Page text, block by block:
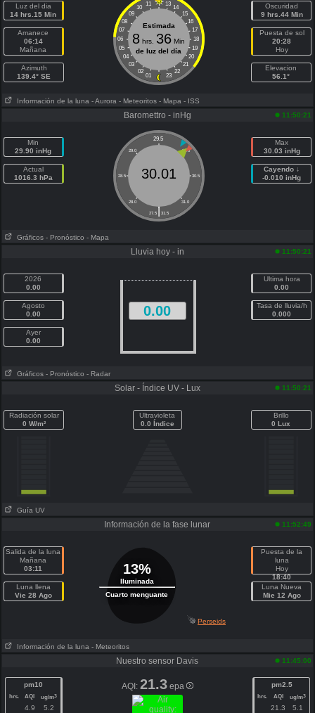
Luz del dia
14 hrs.15 Min
Amanece
06:14
Mañana
Azimuth
139.4° SE
11 13
10
14
09
15
08
16
07
17
06
18
05
19
04
20
03
21
02
22
01 23
Estimada
8 hrs. 36 Min
de luz del día
Oscuridad
9 hrs.44 Min
Puesta de sol
20:28
Hoy
Elevacion
56.1°
Información de la luna - Aurora - Meteoritos - Mapa - ISS
Baromettro - inHg 11:50:21
Min
29.90 inHg
Actual
1016.3 hPa
29.5
29.0 30.0
28.5 30.5
28.0 31.0
|
27.5 31.5
30.01
Max
30.03 inHg
Cayendo ↓
-0.010 inHg
Gráficos - Pronóstico - Mapa
Lluvia hoy - in 11:50:21
2026
0.00
Agosto
0.00
Ayer
0.00
0.00
Ultima hora
0.00
Tasa de lluvia/h
0.000
Gráficos - Pronóstico - Radar
Solar - Índice UV - Lux 11:50:21
Radiación solar
0 W/m²
Ultravioleta
0.0 Índice
Brillo
0 Lux
Guía UV
Información de la fase lunar 11:52:49
Salida de la luna
Mañana
03:11
Luna llena
Vie 28 Ago
13%
Iluminada
Cuarto menguante
Puesta de la
luna
Hoy
18:40
Luna Nueva
Mie 12 Ago
Perseids
Información de la luna - Meteoritos
Nuestro sensor Davis 11:45:00
pm10
hrs. AQI ug/m3
4.9 5.2
AQI: 21.3 epa pm2.5
hrs. AQI ug/m3
21.3 5.1